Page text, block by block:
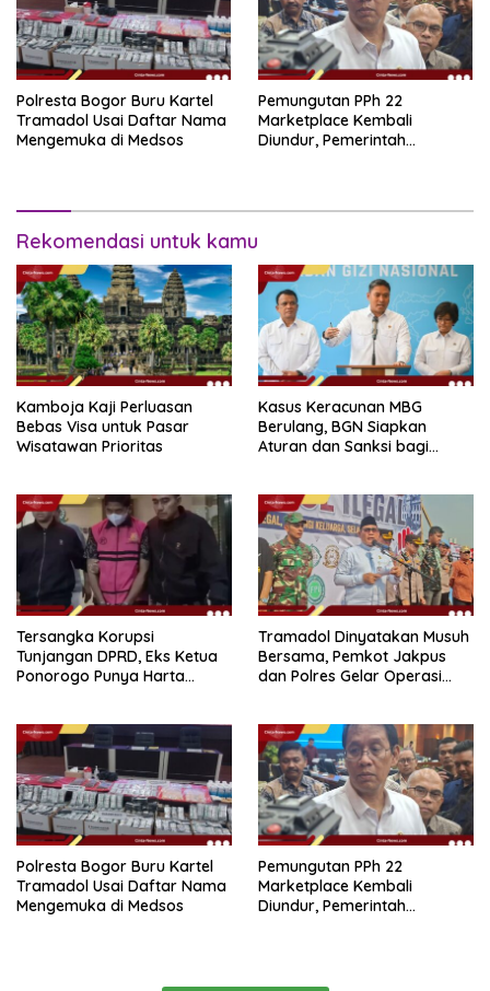
Polresta Bogor Buru Kartel
Tramadol Usai Daftar Nama
Mengemuka di Medsos
Pemungutan PPh 22
Marketplace Kembali
Diundur, Pemerintah
Rekomendasi untuk kamu
Kamboja Kaji Perluasan
Bebas Visa untuk Pasar
Wisatawan Prioritas
Kasus Keracunan MBG
Berulang, BGN Siapkan
Aturan dan Sanksi bagi
Tersangka Korupsi
Tunjangan DPRD, Eks Ketua
Ponorogo Punya Harta
Tramadol Dinyatakan Musuh
Bersama, Pemkot Jakpus
dan Polres Gelar Operasi
Polresta Bogor Buru Kartel
Tramadol Usai Daftar Nama
Mengemuka di Medsos
Pemungutan PPh 22
Marketplace Kembali
Diundur, Pemerintah